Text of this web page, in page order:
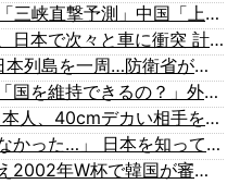
中国「台風接近！」台風13号「三峡直撃予測」中国「上流大洪水！（三峡上流」中国都市「8/5の映像（動画」三峡ダム「緊急放流（決壊危機」中国「下流大水害（震え声」→
韓国人インフルエンサー(49)、日本で次々と車に衝突 計7台巻き込み 八王子
中国とロシア海軍艦艇4隻が日本列島を一周…防衛省が全航路を公開！
「あきれてモノが言えない」「国を維持できるの？」外国人の永住許可要件の厳格化で在日中国人の本音は？
【衝撃】 韓国人「170cmの日本人、40cmデカい相手を踊らせてる」
海外「日本なんて行くんじゃなかった…」 日本を知ってしまったディズニー信者、帰国後『本家』に失望する事態に
韓国人「悲報：FIFA会長にさえ2002年W杯で韓国が審判を買収していたと思われていた模様…（ブルブル」＝韓国の反応